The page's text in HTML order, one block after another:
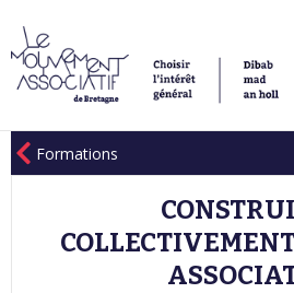
Formations